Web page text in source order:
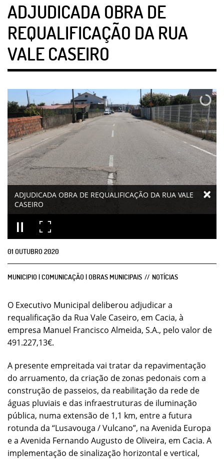
ADJUDICADA OBRA DE
REQUALIFICAÇÃO DA RUA
VALE CASEIRO
ADJUDICADA OBRA DE REQUALIFICAÇÃO DA RUA VALE
CASEIRO
01 OUTUBRO2020
MUNICIPIO | COMUNICAÇÃO | OBRAS MUNICIPAIS NOTÍCIAS
O Executivo Municipal deliberou adjudicar a
requalificação da Rua Vale Caseiro, em Cacia, à
empresa Manuel Francisco Almeida, S.A., pelo valor de
491.227,13€.
A presente empreitada vai tratar da repavimentação
do arruamento, da criação de zonas pedonais com a
construção de passeios, da reabilitação da rede de
águas pluviais e das infraestruturas de iluminação
pública, numa extensão de 1,1 km, entre a futura
rotunda da “Lusavouga / Vulcano”, na Avenida Europa
e a Avenida Fernando Augusto de Oliveira, em Cacia. A
implementação de sinalização horizontal e vertical,